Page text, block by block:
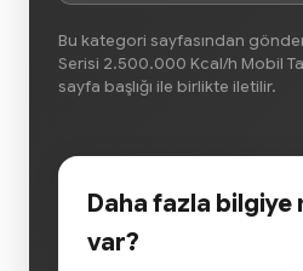
Bu kategori sayfasından
Serisi 2.500.000 Kcal/h Mobil
sayfa başlığı ile birlikte iletilir.
Daha fazla bilgiye
var?